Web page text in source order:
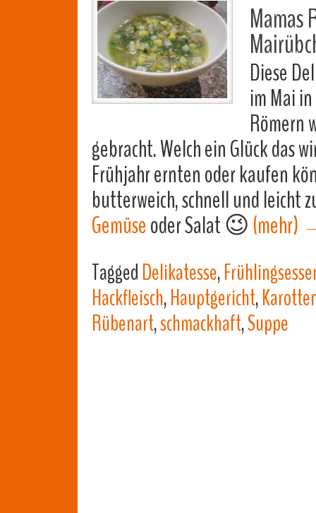
Diese
im Mai
Römern
gebracht. Welch ein Glück das
Frühjahr ernten oder kaufen
butterweich, schnell und leicht
Gemüseoder Salat 😉 (mehr)
TaggedDelikatesse,
Hackfleisch,Hauptgericht,
Rübenart,schmackhaft,Suppe